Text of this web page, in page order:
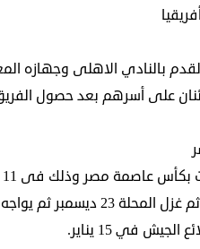
بالنادي الاهلى وجهازه
على أسرهم بعد حصول